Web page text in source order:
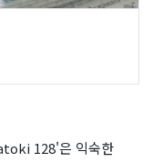
128'은 익숙한